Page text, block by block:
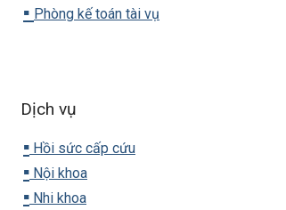
▪️ Phòng kế toán tài vụ
Dịch vụ
▪️ Hồi sức cấp cứu
▪️ Nội khoa
▪️ Nhi khoa